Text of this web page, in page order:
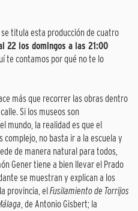
titula esta producción de cuatro
22 los domingos a las 21:00
te contamos por qué no te lo
más que recorrer las obras dentro
Si los museos son
mundo, la realidad es que el
no basta ir a la escuela y
de manera natural para todos,
Gener tiene a bien llevar el Prado
se muestran y explican a los
provincia, el Fusilamiento de Torrijos
, de Antonio Gisbert; la